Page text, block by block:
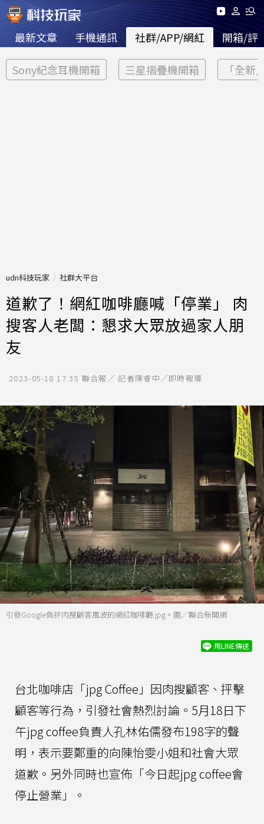
最新文章 手機通訊 社群/APP/網紅 開箱/評
Sony紀念耳機開箱 三星摺疊機開箱 「全新
udn科技玩家 社群大平台
道歉了！網紅咖啡廳喊「停業」 肉
搜客人老闆：懇求大眾放過家人朋
友
2023-05-18 17:35 聯合報／ 記者陳睿中／即時報導
引發Google負評肉搜顧客風波的網紅咖啡廳.jpg。圖／聯合新聞網
用LINE傳送
台北咖啡店「jpg Coffee」因肉搜顧客、抨擊
顧客等行為，引發社會熱烈討論。5月18日下
午jpg coffee負責人孔林佑儒發布198字的聲
明，表示要鄭重的向陳怡雯小姐和社會大眾
道歉。另外同時也宣佈「今日起jpg coffee會
停止營業」。